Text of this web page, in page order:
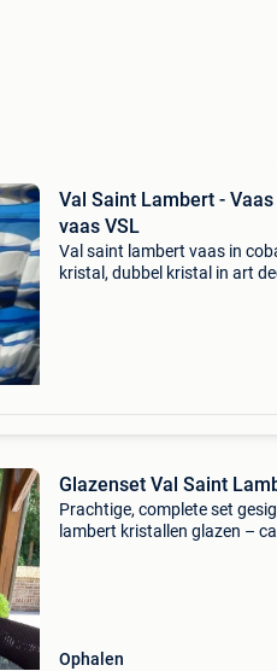
Val Saint Lambert -
vaas VSL
Val saint lambert vaas in
kristal, dubbel kristal in art
Glazenset Val Saint
Prachtige, complete set
lambert kristallen glazen –
Ophalen